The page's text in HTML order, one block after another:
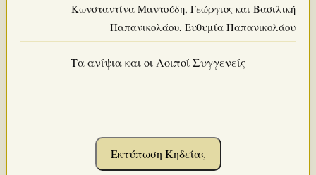
Κωνσταντίνα Μαντούδη, Γεώργιος και Βασιλική
Παπανικολάου, Ευθυμία Παπανικολάου
Τα ανίψια και οι Λοιποί Συγγενείς
Εκτύπωση Κηδείας